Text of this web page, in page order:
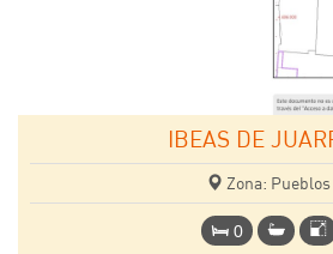
IBEAS DE
Zona: Pueblos
0